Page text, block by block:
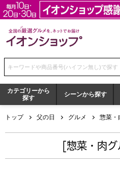
全国の厳選グルメを、ネット
検索キーワードまたは商品番号を入力し
カテゴリーから
探す
シーンから探す
トップ 父の日 グルメ 惣菜・
[惣菜・肉